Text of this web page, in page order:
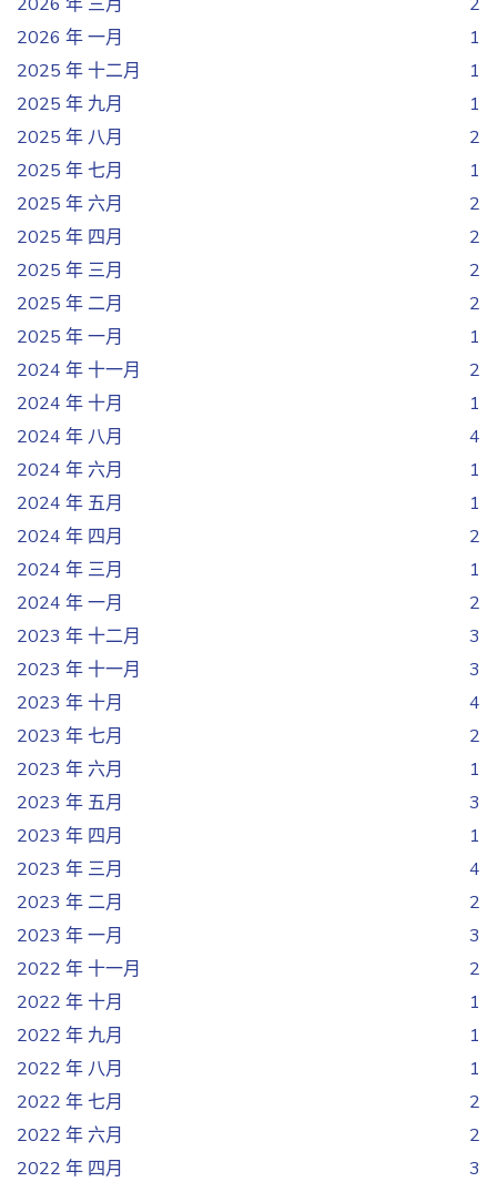
2026 年 一月
1
2025 年 十二月
1
2025 年 九月
1
2025 年 八月
2
2025 年 七月
1
2025 年 六月
2
2025 年 四月
2
2025 年 三月
2
2025 年 二月
2
2025 年 一月
1
2024 年 十一月
2
2024 年 十月
1
2024 年 八月
4
2024 年 六月
1
2024 年 五月
1
2024 年 四月
2
2024 年 三月
1
2024 年 一月
2
2023 年 十二月
3
2023 年 十一月
3
2023 年 十月
4
2023 年 七月
2
2023 年 六月
1
2023 年 五月
3
2023 年 四月
1
2023 年 三月
4
2023 年 二月
2
2023 年 一月
3
2022 年 十一月
2
2022 年 十月
1
2022 年 九月
1
2022 年 八月
1
2022 年 七月
2
2022 年 六月
2
2022 年 四月
3